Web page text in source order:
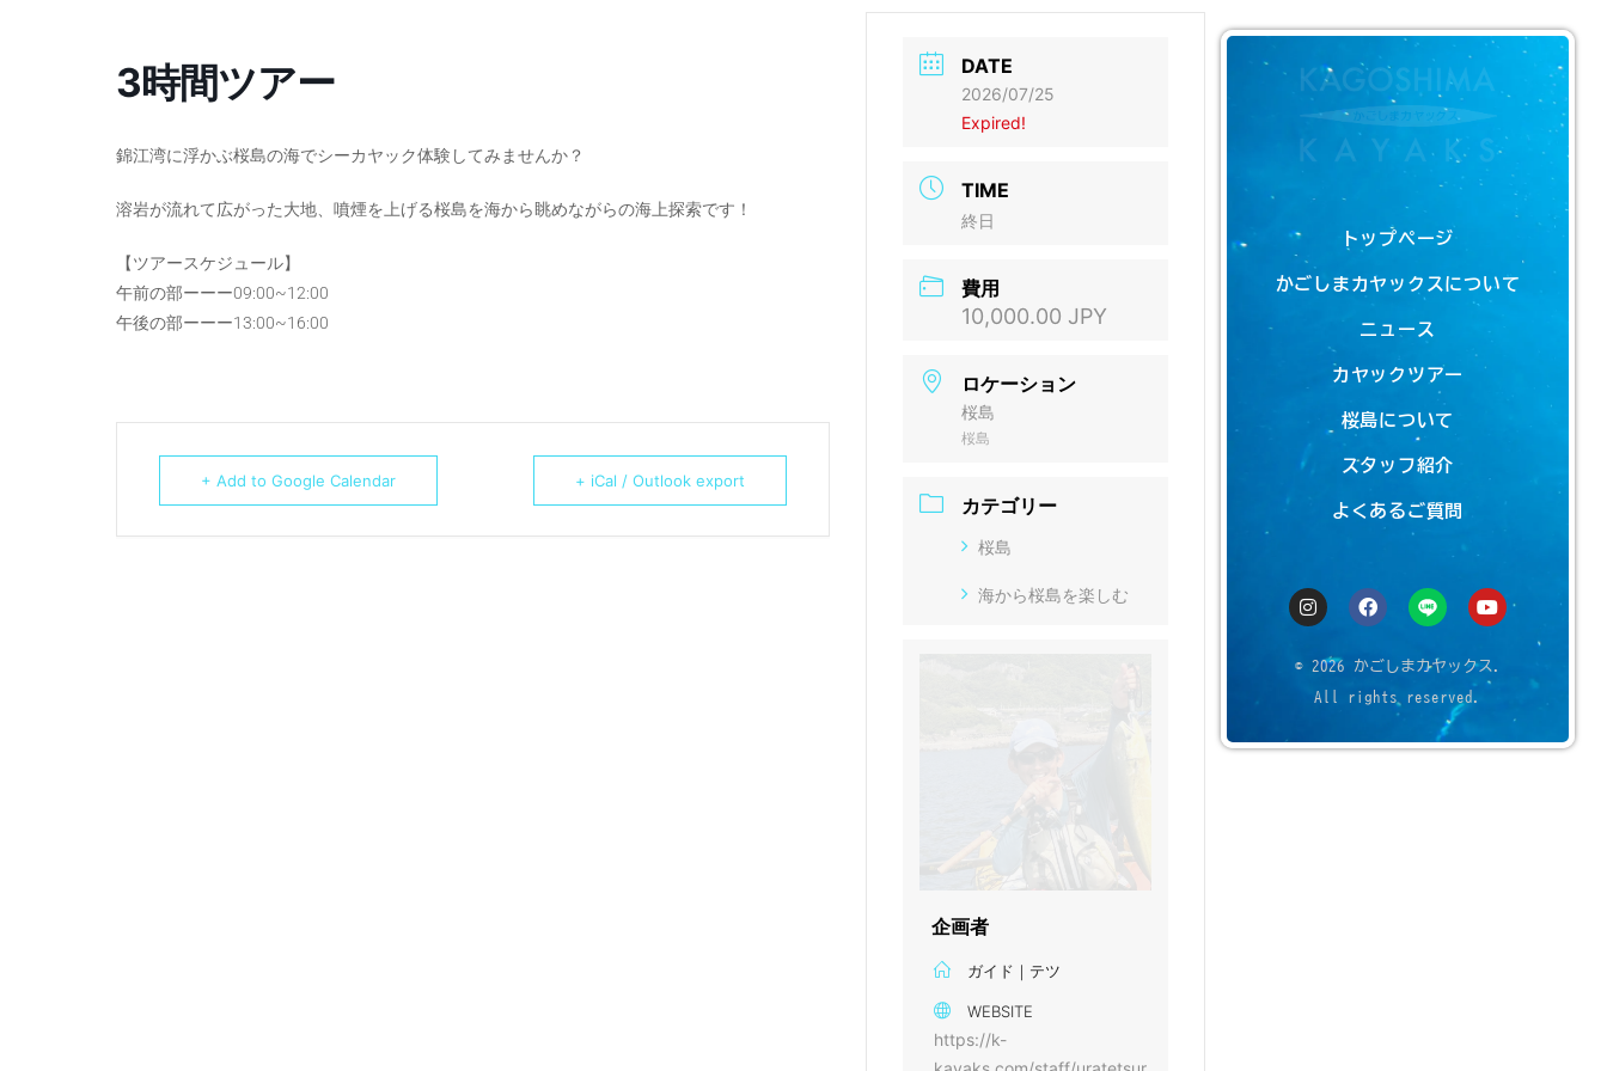
トップページ
かごしまカヤックスについて
ニュース
カヤックツアー
桜島について
スタッフ紹介
よくあるご質問
© 2026 かごしまカヤックス.
All rights reserved.
3時間ツアー
錦江湾に浮かぶ桜島の海でシーカヤック体験してみませんか？
溶岩が流れて広がった大地、噴煙を上げる桜島を海から眺めながらの海上探索です！
【ツアースケジュール】
午前の部ーーー09:00~12:00
午後の部ーーー13:00~16:00
+ Add to Google Calendar + iCal / Outlook export
DATE
2026/07/25
Expired!
TIME
終日
費用
10,000.00 JPY
ロケーション
桜島
桜島
カテゴリー
桜島
海から桜島を楽しむ
企画者
ガイド｜テツ
WEBSITE
https://k-